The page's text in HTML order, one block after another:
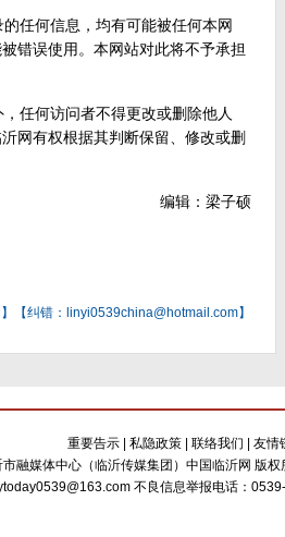
任何信息，均有可能被任何本网
错误使用。本网站对此将不予承担
任何访问者不得更改或删除他人
网有权根据其判断保留、修改或删
编辑：梁子硕
】【纠错：linyi0539china@hotmail.com】